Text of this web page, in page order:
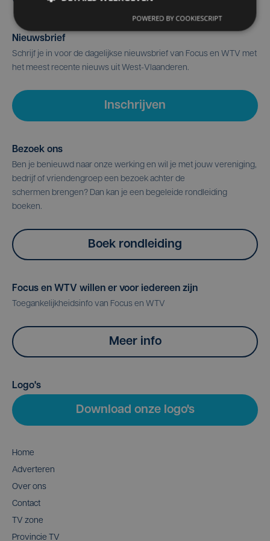
Nieuwsbrief
Schrijf je in voor de dagelijkse nieuwsbrief van Focus en WTV met
het meest recente nieuws uit West-Vlaanderen.
Inschrijven
Bezoek ons
Ben je benieuwd naar onze werking en wil je met jouw vereniging,
bedrijf of vriendengroep een bezoek achter de
schermen brengen? Dan kan je een begeleide rondleiding
boeken.
Boek rondleiding
Focus en WTV willen er voor iedereen zijn
Toegankelijkheidsinfo van Focus en WTV
Meer info
Logo's
Download onze logo's
Home
Adverteren
Over ons
Contact
TV zone
Provincie TV
POWERED BY COOKIESCRIPT